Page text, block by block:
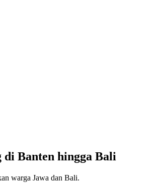
Banten hingga Bali
warga Jawa dan Bali.